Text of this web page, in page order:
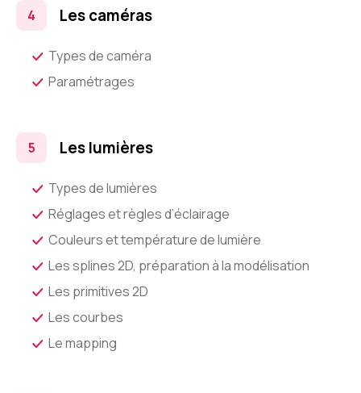
Les caméras
Types de caméra
Paramétrages
Les lumières
Types de lumières
Réglages et règles d’éclairage
Couleurs et température de lumière
Les splines 2D, préparation à la modélisation
Les primitives 2D
Les courbes
Le mapping